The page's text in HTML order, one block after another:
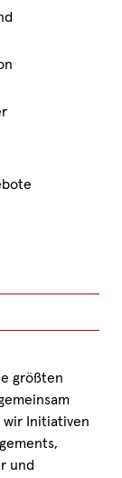
größten
wir Initiativen
und